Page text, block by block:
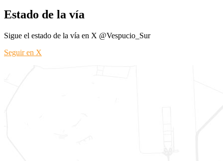
Estado de la vía
Sigue el estado de la vía en X @Vespucio_Sur
Seguir en X